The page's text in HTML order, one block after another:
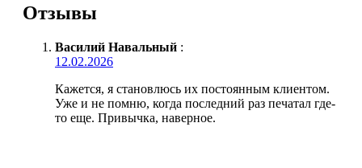
Отзывы
Василий Навальный :
12.02.2026
Кажется, я становлюсь их постоянным клиентом.
Уже и не помню, когда последний раз печатал где-
то еще. Привычка, наверное.